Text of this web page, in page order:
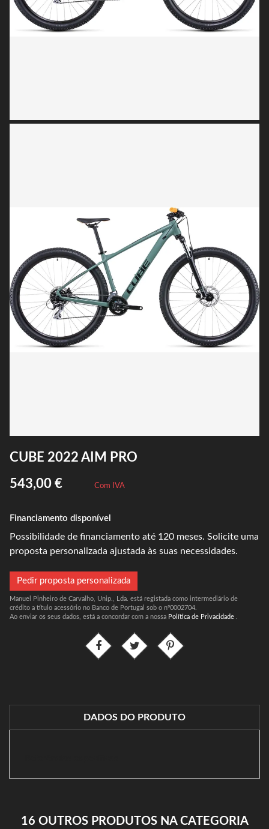
CUBE 2022 AIM PRO
543,00 €
Com IVA
Financiamento disponível
Possibilidade de financiamento até 120 meses. Solicite uma
proposta personalizada ajustada às suas necessidades.
Pedir proposta personalizada
Manuel Pinheiro de Carvalho, Unip., Lda. está registada como intermediário de
crédito a título acessório no Banco de Portugal sob o nº0002704.
Ao enviar os seus dados, está a concordar com a nossa Política de Privacidade
DADOS DO PRODUTO
16 OUTROS PRODUTOS NA CATEGORIA